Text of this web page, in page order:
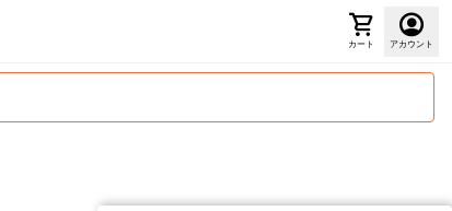
カート アカウント